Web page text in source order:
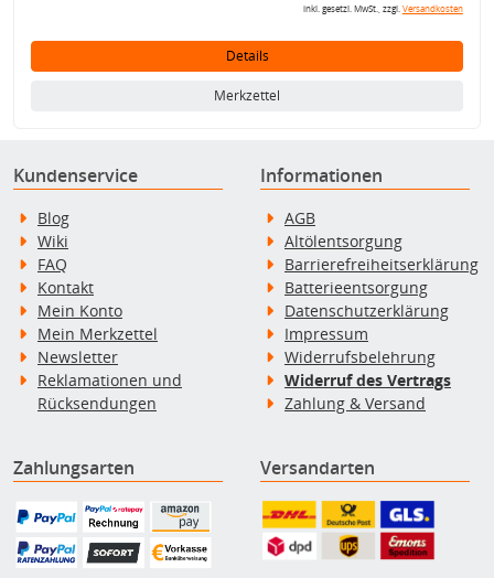
inkl. gesetzl. MwSt., zzgl.Versandkosten
Details
Merkzettel
Kundenservice
Blog
Wiki
FAQ
Kontakt
Mein Konto
Mein Merkzettel
Newsletter
Reklamationen und
Rücksendungen
Informationen
AGB
Altölentsorgung
Barrierefreiheitserklärung
Batterieentsorgung
Datenschutzerklärung
Impressum
Widerrufsbelehrung
Widerruf des Vertrags
Zahlung & Versand
Zahlungsarten Versandarten